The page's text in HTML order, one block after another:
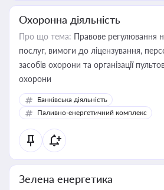
Охоронна діяльність
Про що тема: Правове регулювання
послуг, вимоги до ліцензування,
засобів охорони та організації
охорони
Банківська діяльність
Паливно-енергетичний комплекс
Зелена енергетика